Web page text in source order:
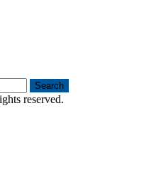
Search
reserved.